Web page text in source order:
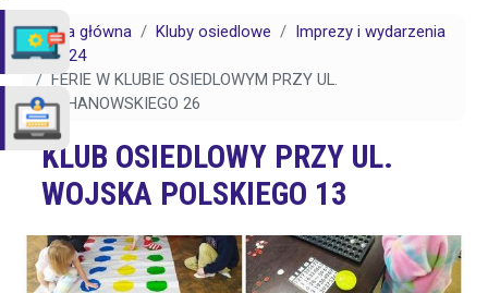
Strona główna Kluby osiedlowe
Imprezy i wydarzenia
2024
FERIE W KLUBIE OSIEDLOWYM PRZY UL.
KOCHANOWSKIEGO 26
KLUB OSIEDLOWY PRZY UL.
WOJSKA POLSKIEGO 13